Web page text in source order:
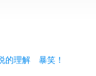
的理解 暴笑！